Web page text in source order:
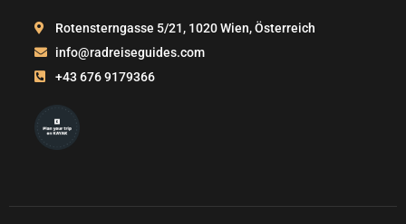
Rotensterngasse 5/21, 1020 Wien, Österreich
info@radreiseguides.com
+43 676 9179366